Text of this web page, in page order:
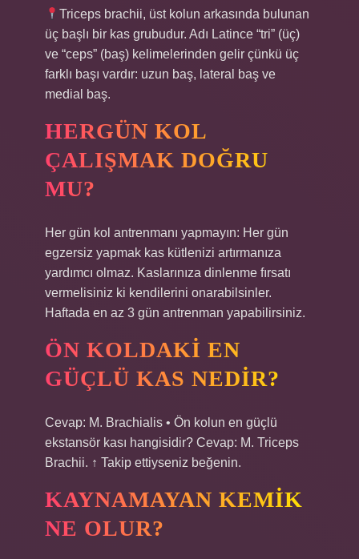
Triceps brachii, üst kolun arkasında bulunan
üç başlı bir kas grubudur. Adı Latince “tri” (üç)
ve “ceps” (baş) kelimelerinden gelir çünkü üç
farklı başı vardır: uzun baş, lateral baş ve
medial baş.
HERGÜN KOL
ÇALIŞMAK DOĞRU
MU?
Her gün kol antrenmanı yapmayın: Her gün
egzersiz yapmak kas kütlenizi artırmanıza
yardımcı olmaz. Kaslarınıza dinlenme fırsatı
vermelisiniz ki kendilerini onarabilsinler.
Haftada en az 3 gün antrenman yapabilirsiniz.
ÖN KOLDAKI EN
GÜÇLÜ KAS NEDIR?
Cevap: M. Brachialis • Ön kolun en güçlü
ekstansör kası hangisidir? Cevap: M. Triceps
Brachii. ↑ Takip ettiyseniz beğenin.
KAYNAMAYAN KEMIK
NE OLUR?